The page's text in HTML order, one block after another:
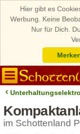
Hier gibt es
Werbung. Keine
Nur für Dich.
im Schottenland